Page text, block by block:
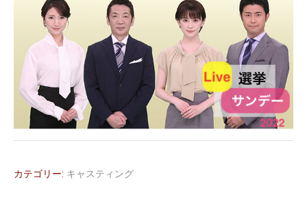
カテゴリー: キャスティング